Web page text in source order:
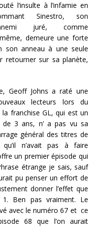
l’insulte à l’infamie en
Sinestro, son
juré, comme
demeure une forte
son anneau à une seule
retourner sur sa planète,
Geoff Johns a raté une
lecteurs lors du
franchise GL, qui est un
3 ans, n’ a pas vu sa
général des titres de
qu’il n’avait pas à faire
un premier épisode qui
étrange je sais, sauf
pu penser un effort de
donner l’effet que
Ben pas vraiment. Le
avec le numéro 67 et ce
68 que l’on aurait